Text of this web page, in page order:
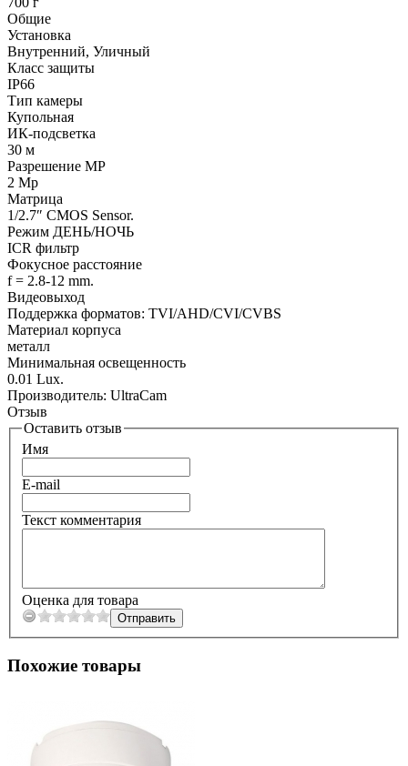
Общие
Установка
Внутренний, Уличный
Класс защиты
IP66
Тип камеры
Купольная
ИК-подсветка
30 м
Разрешение MP
2 Mp
Матрица
1/2.7″ CMOS Sensor.
Режим ДЕНЬ/НОЧЬ
ICR фильтр
Фокусное расстояние
f = 2.8-12 mm.
Видеовыход
Поддержка форматов: TVI/AHD/CVI/CVBS
Материал корпуса
металл
Минимальная освещенность
0.01 Lux.
Производитель: UltraCam
Отзыв
Оставить отзыв
Имя
E-mail
Текст комментария
Оценка для товара
Похожие товары